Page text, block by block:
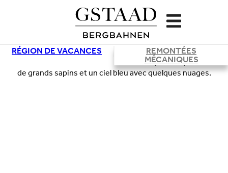
RÉGION DE VACANCES
REMONTÉES
MÉCANIQUES